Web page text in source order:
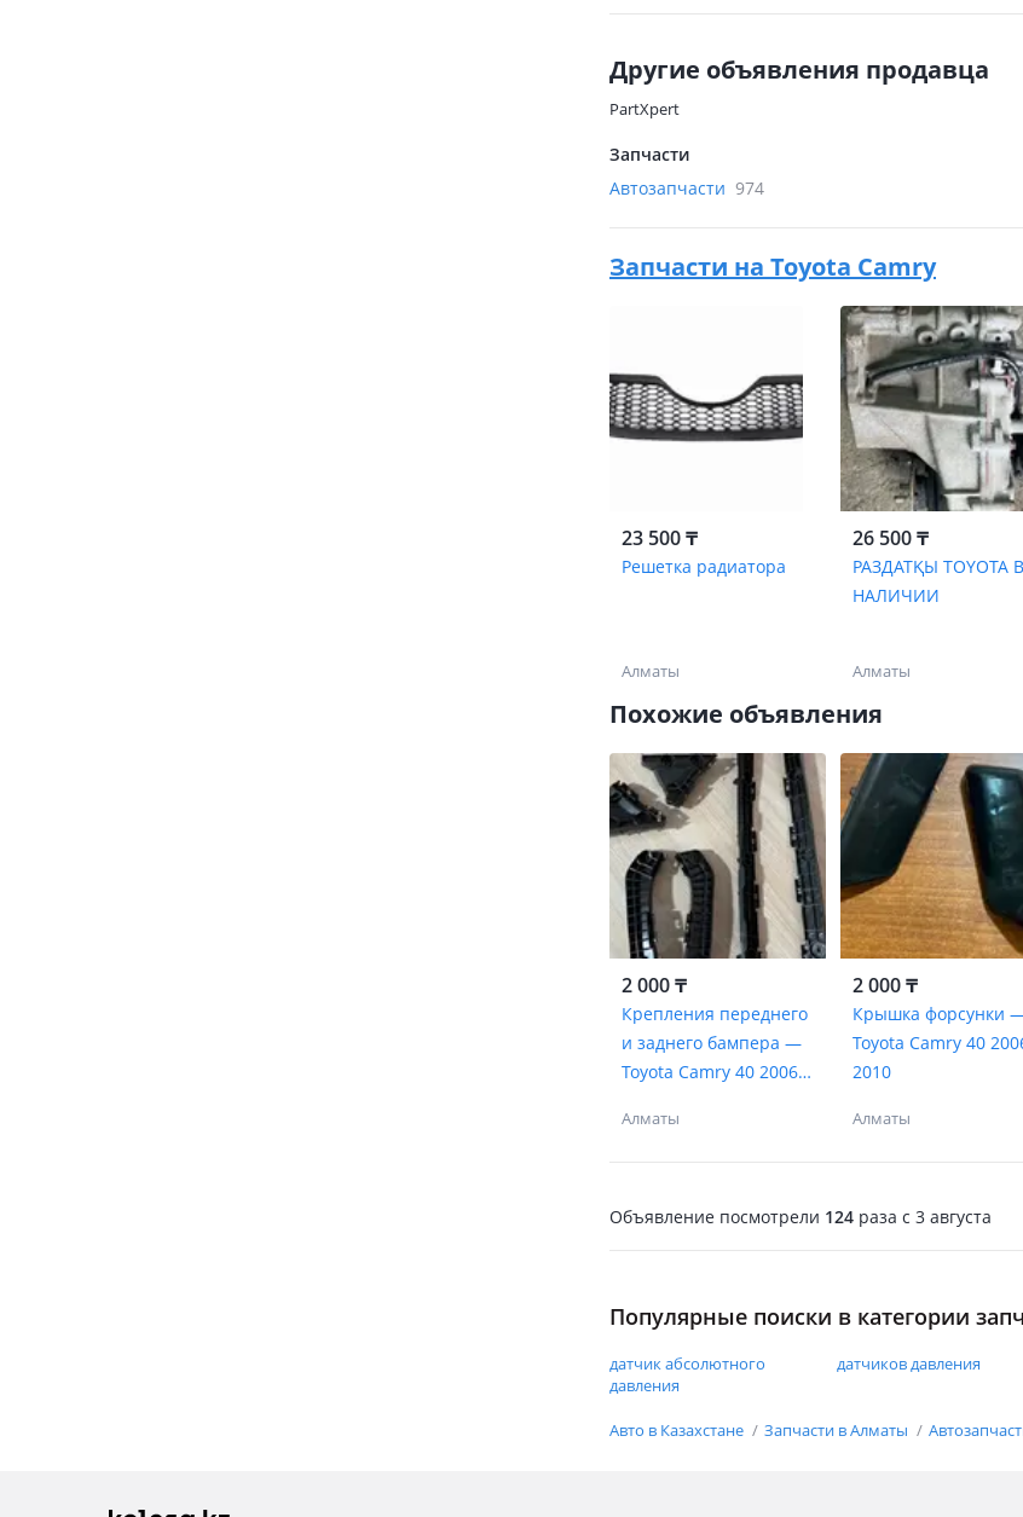
Другие объявления продавца
PartXpert
Запчасти
Автозапчасти 974
Запчасти на Toyota Camry
23 500 ₸
Решетка радиатора
Алматы
26 500 ₸
РАЗДАТҚЫ TOYOTA В
НАЛИЧИИ
Алматы
Похожие объявления
2 000 ₸
Крепления переднего
и заднего бампера —
Toyota Camry 40 2006-
Алматы
2 000 ₸
Крышка форсунки
Toyota Camry 40
2010
Алматы
Объявление посмотрели 124 раза c 3 августа
Популярные поиски в категории
датчик абсолютного
давления
датчиков давления
Авто в Казахстане Запчасти в Алматы